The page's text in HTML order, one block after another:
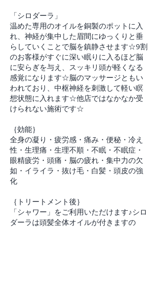
「シロダーラ」
温めた専用のオイルを銅製のポットに入
れ、神経が集中した眉間にゆっくりと垂
らしていくことで脳を鎮静させます☆9割
のお客様がすぐに深い眠りに入るほど脳
に安らぎを与え、スッキリ頭が軽くなる
感覚になります☆脳のマッサージともい
われており、中枢神経を刺激して軽い瞑
想状態に入れます☆他店ではなかなか受
けられない施術です☆
​｛効能｝
全身の凝り・疲労感・痛み・便秘・冷え
性・生理痛・生理不順・不眠・不眠症・
眼精疲労・頭痛・脳の疲れ・集中力の欠
如・イライラ・抜け毛・白髪・頭皮の強
化
｛トリートメント後｝
「シャワー」をご利用いただけます♪シロ
ダーラは頭髪全体オイルが付きますの